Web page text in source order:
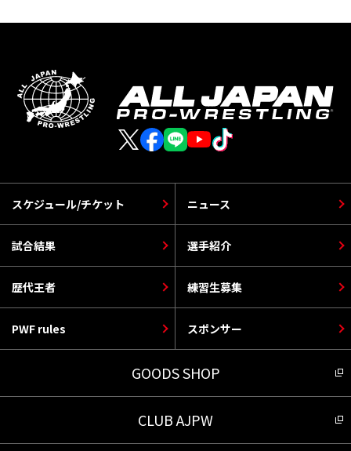
スケジュール/チケット
選手紹介
PWF rules
ニュース
歴代王者
スポンサー
試合結果
練習生募集
GOODS SHOP
CLUB AJPW